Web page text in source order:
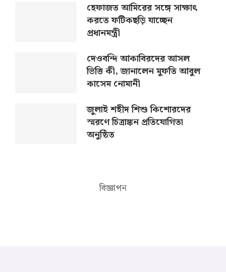
হেফাজত আমিরের সঙ্গে সাক্ষাৎ
করতে ফটিকছড়ি যাচ্ছেন
প্রধানমন্ত্রী
দেওবন্দি আকাবিরদের আসল
ভিত্তি কী, জানালেন মুফতি আবুল
কাসেম নোমানী
জুলাই শহীদ শিশু কিশোরদের
স্মরণে চিত্রাঙ্কন প্রতিযোগিতা
অনুষ্ঠিত
বিজ্ঞাপন